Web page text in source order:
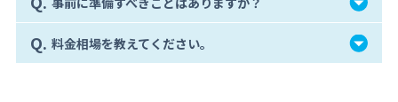
Q. 料金相場を教えてください。